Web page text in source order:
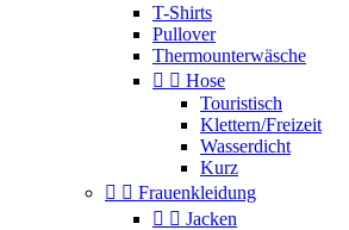
T-Shirts
Pullover
Thermounterwäsche
  Hose
Touristisch
Klettern/Freizeit
Wasserdicht
Kurz
  Frauenkleidung
  Jacken